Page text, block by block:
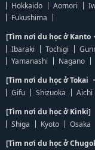
Hokkaido
Aomori
Fukushima
[Tìm nơi du học ở Kanto
Ibaraki
Tochigi
Yamanashi
Nagano
[Tìm nơi du học ở Tokai
Gifu
Shizuoka Aichi
[Tìm nơi du học ở Kinki]
Shiga
Kyoto Osaka
[Tìm nơi du học ở